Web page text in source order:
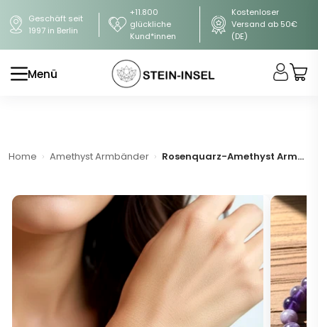
Geschäft seit
1997 in Berlin
+11.800
glückliche
Kund*innen
Kostenloser
Versand ab 50€
(DE)
Menü
Home Amethyst Armbänder Rosenquarz-Amethyst Armband - Set